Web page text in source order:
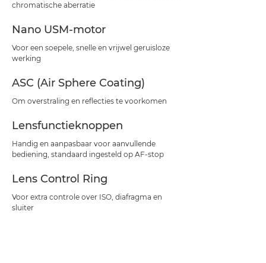
chromatische aberratie
Nano USM-motor
Voor een soepele, snelle en vrijwel geruisloze
werking
ASC (Air Sphere Coating)
Om overstraling en reflecties te voorkomen
Lensfunctieknoppen
Handig en aanpasbaar voor aanvullende
bediening, standaard ingesteld op AF-stop
Lens Control Ring
Voor extra controle over ISO, diafragma en
sluiter